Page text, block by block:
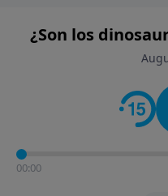
¿Son los
00:00